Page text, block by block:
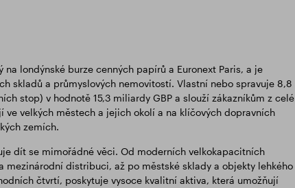
londýnské burze cenných papírů a Euronext Paris, a je
skladů a průmyslových nemovitostí. Vlastní nebo spravuje 8,8
stop) v hodnotě 15,3 miliardy GBP a slouží zákazníkům z celé
velkých městech a jejich okolí a na klíčových dopravních
zemích.
dít se mimořádné věci. Od moderních velkokapacitních
distribuci, až po městské sklady a objekty lehkého
čtvrtí, poskytuje vysoce kvalitní aktiva, která umožňují